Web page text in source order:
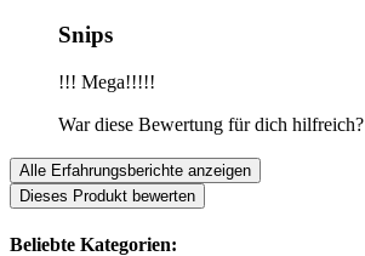
Snips
!!! Mega!!!!!
War diese Bewertung für dich hilfreich?
Alle Erfahrungsberichte anzeigen
Dieses Produkt bewerten
Beliebte Kategorien: